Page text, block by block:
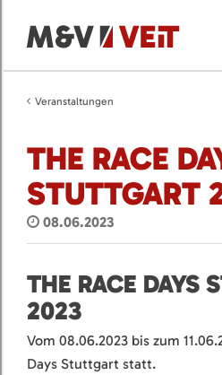
Veranstaltungen
THE RACE
STUTTGART
08.06.2023
THE RACE DAYS
2023
Vom 08.06.2023 bis zum
Days Stuttgart statt.